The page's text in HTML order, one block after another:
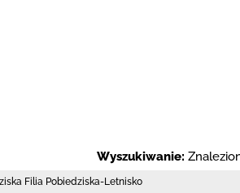
Wyszukiwanie:
Filia Pobiedziska-Letnisko